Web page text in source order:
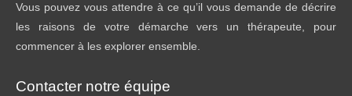
Vous pouvez vous attendre à ce qu’il vous demande de décrire
les raisons de votre démarche vers un thérapeute, pour
commencer à les explorer ensemble.
Contacter notre équipe